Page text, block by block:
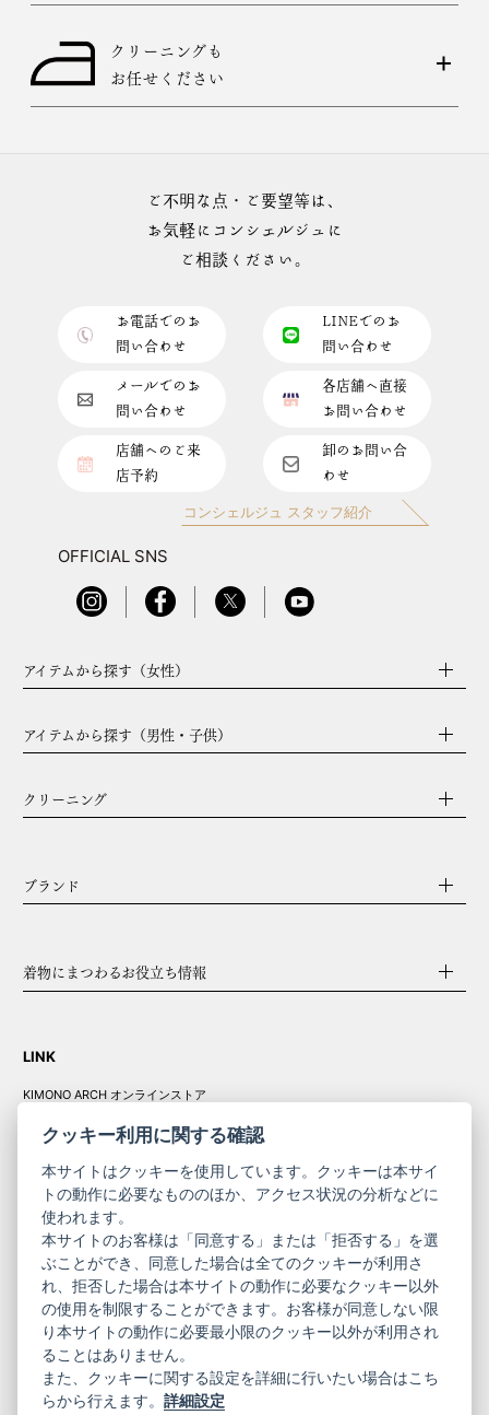
クリーニングも
お任せください
ご不明な点・ご要望等は、
お気軽にコンシェルジュに
ご相談ください。
お電話でのお
問い合わせ
LINEでのお
問い合わせ
メールでのお
問い合わせ
各店舗へ直接
お問い合わせ
店舗へのご来
店予約
卸のお問い合
わせ
コンシェルジュ スタッフ紹介
OFFICIAL SNS
アイテムから探す（女性）
アイテムから探す（男性・子供）
クリーニング
ブランド
着物にまつわるお役立ち情報
LINK
KIMONO ARCH オンラインストア
コーポレート
サイト
きものやまと振
袖
サイト
ニュースレター
ご利用案内
お問い合わせ
プライバシーポリシー
特定商取引法に基づく表記
ご利用規約
クッキー利用に関する確認
本サイトはクッキーを使用しています。クッキーは本サイ
トの動作に必要なもののほか、アクセス状況の分析などに
使われます。
本サイトのお客様は「同意する」または「拒否する」を選
ぶことができ、同意した場合は全てのクッキーが利用さ
れ、拒否した場合は本サイトの動作に必要なクッキー以外
の使用を制限することができます。お客様が同意しない限
り本サイトの動作に必要最小限のクッキー以外が利用され
ることはありません。
また、クッキーに関する設定を詳細に行いたい場合はこち
らから行えます。詳細設定